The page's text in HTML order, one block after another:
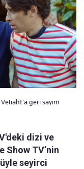
geri sayim
dizi ve
Show TV’nin
seyirci